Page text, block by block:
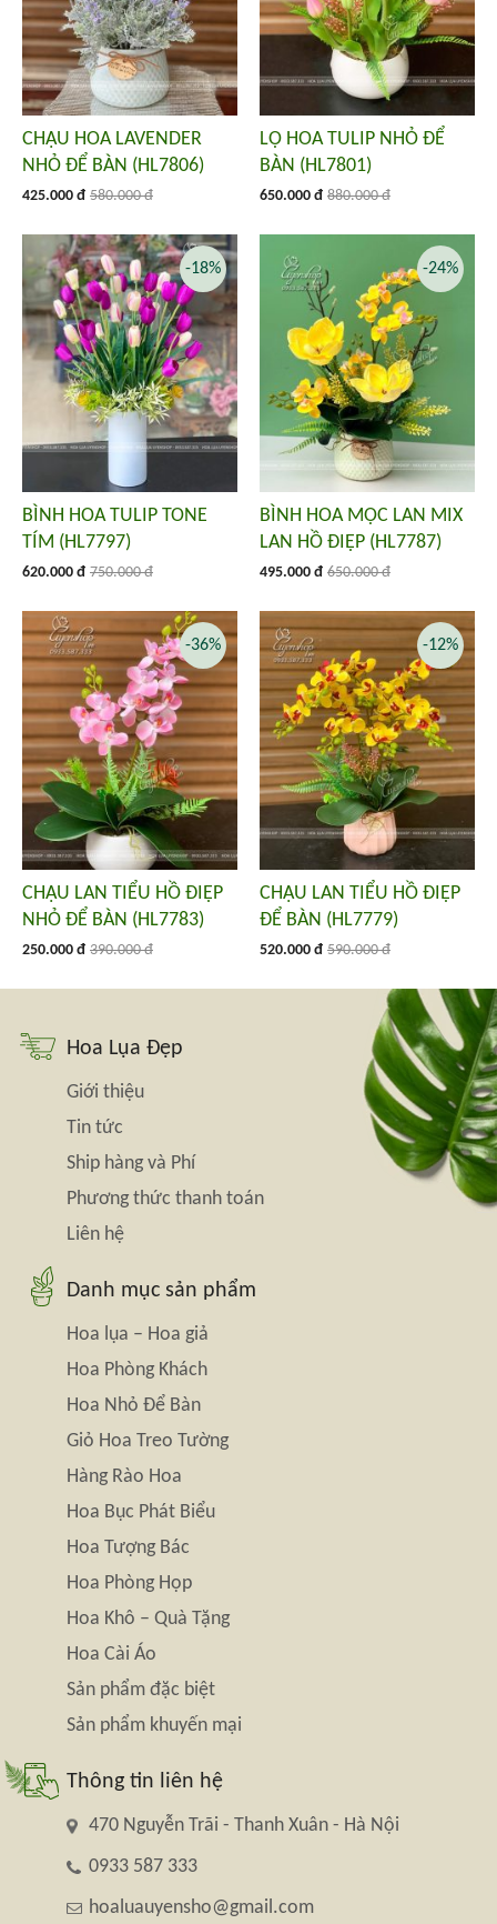
CHẬU HOA LAVENDER
NHỎ ĐỂ BÀN (HL7806)
425.000 đ 580.000 đ
LỌ HOA TULIP NHỎ ĐỂ
BÀN (HL7801)
650.000 đ 880.000 đ
BÌNH HOA TULIP TONE
TÍM (HL7797)
620.000 đ 750.000 đ
-18%
BÌNH HOA MỘC LAN MIX
LAN HỒ ĐIỆP (HL7787)
495.000 đ 650.000 đ
-24%
CHẬU LAN TIỂU HỒ ĐIỆP
NHỎ ĐỂ BÀN (HL7783)
250.000 đ 390.000 đ
-36%
CHẬU LAN TIỂU HỒ ĐIỆP
ĐỂ BÀN (HL7779)
520.000 đ 590.000 đ
-12%
Hoa Lụa Đẹp
Giới thiệu
Tin tức
Ship hàng và Phí
Phương thức thanh toán
Liên hệ
Danh mục sản phẩm
Hoa lụa – Hoa giả
Hoa Phòng Khách
Hoa Nhỏ Để Bàn
Giỏ Hoa Treo Tường
Hàng Rào Hoa
Hoa Bục Phát Biểu
Hoa Tượng Bác
Hoa Phòng Họp
Hoa Khô – Quà Tặng
Hoa Cài Áo
Sản phẩm đặc biệt
Sản phẩm khuyến mại
Thông tin liên hệ
470 Nguyễn Trãi - Thanh Xuân - Hà Nội
0933 587 333
hoaluauyensho@gmail.com